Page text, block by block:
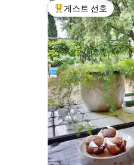
상위 게스트 선호
게스트 선호